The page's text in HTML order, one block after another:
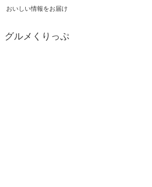
おいしい情報をお届け
グルメくりっぷ